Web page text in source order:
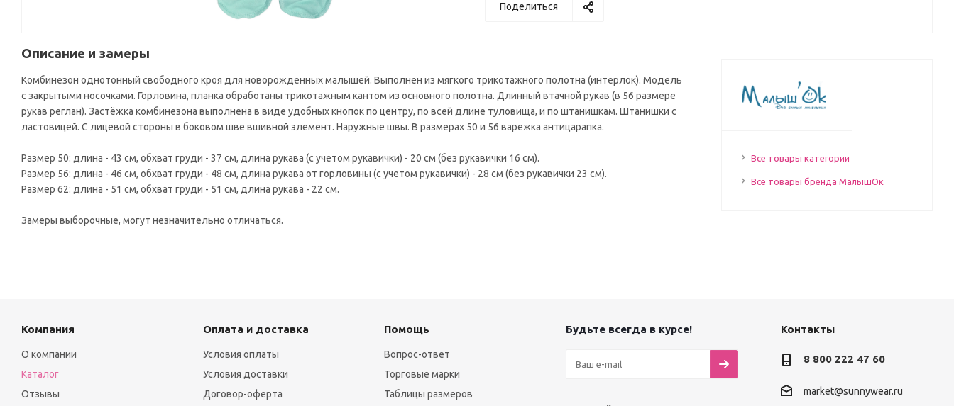
Поделиться
Описание и замеры
Комбинезон однотонный свободного кроя для новорожденных малышей. Выполнен из мягкого трикотажного полотна (интерлок). Модель
с закрытыми носочками. Горловина, планка обработаны трикотажным кантом из основного полотна. Длинный втачной рукав (в 56 размере
рукав реглан). Застёжка комбинезона выполнена в виде удобных кнопок по центру, по всей длине туловища, и по штанишкам. Штанишки с
ластовицей. С лицевой стороны в боковом шве вшивной элемент. Наружные швы. В размерах 50 и 56 варежка антицарапка.
Размер 50: длина - 43 см, обхват груди - 37 см, длина рукава (с учетом рукавички) - 20 см (без рукавички 16 см).
Размер 56: длина - 46 см, обхват груди - 48 см, длина рукава от горловины (с учетом рукавички) - 28 см (без рукавички 23 см).
Размер 62: длина - 51 см, обхват груди - 51 см, длина рукава - 22 см.
Замеры выборочные, могут незначительно отличаться.
Все товары категории
Все товары бренда МалышОк
Компания
О компании
Каталог
Отзывы
Оплата и доставка
Условия оплаты
Условия доставки
Договор-оферта
Помощь
Вопрос-ответ
Торговые марки
Таблицы размеров
Будьте всегда в курсе! Контакты
8 800 222 47 60
market@sunnywear.ru